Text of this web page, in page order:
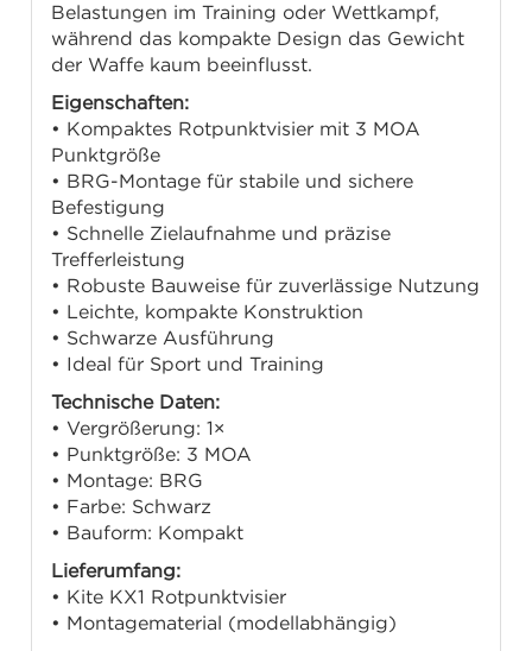
Belastungen im Training oder Wettkampf,
während das kompakte Design das Gewicht
der Waffe kaum beeinflusst.
Eigenschaften:
• Kompaktes Rotpunktvisier mit 3 MOA
Punktgröße
• BRG-Montage für stabile und sichere
Befestigung
• Schnelle Zielaufnahme und präzise
Trefferleistung
• Robuste Bauweise für zuverlässige Nutzung
• Leichte, kompakte Konstruktion
• Schwarze Ausführung
• Ideal für Sport und Training
Technische Daten:
• Vergrößerung: 1×
• Punktgröße: 3 MOA
• Montage: BRG
• Farbe: Schwarz
• Bauform: Kompakt
Lieferumfang:
• Kite KX1 Rotpunktvisier
• Montagematerial (modellabhängig)